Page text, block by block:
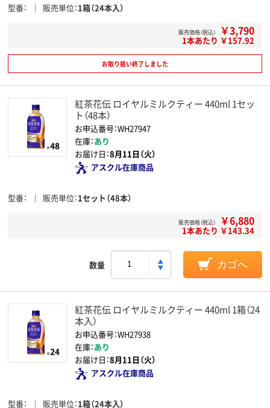
型番 販売単位 1箱（24本入）
販売価格（税込） ￥3,790
1本あたり ￥157.92
お取り扱い終了しました
紅茶花伝 ロイヤルミルクティー 440ml 1セッ
ト（48本）
お申込番号：WH27947
在庫：あり
お届け日：8月11日（火）
アスクル在庫商品
型番 販売単位 1セット（48本）
販売価格（税込） ￥6,880
1本あたり ￥143.34
数量 カゴへ
紅茶花伝 ロイヤルミルクティー 440ml 1箱（24
本入）
お申込番号：WH27938
在庫：あり
お届け日：8月11日（火）
アスクル在庫商品
型番 販売単位 1箱（24本入）